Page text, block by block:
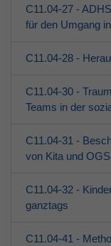
C11.04-27 -
für den Umgang
C11.04-28 -
C11.04-30 -
Teams in der
C11.04-31 -
von Kita und OGS
C11.04-32 -
ganztags
C11.04-41 -